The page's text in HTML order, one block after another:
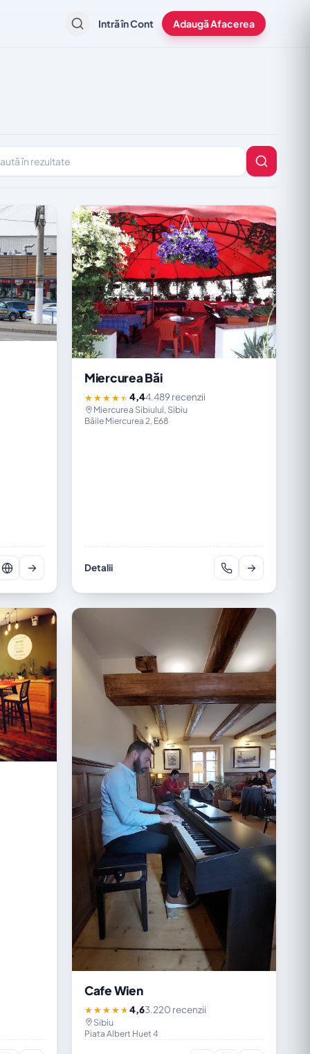
Intră în Cont Adaugă Afacerea
Miercurea Băi
★★★★★4,44.489 recenzii
Miercurea Sibiului, Sibiu
Băile Miercurea 2, E68
Detalii
Cafe Wien
★★★★★4,63.220 recenzii
Sibiu
Piata Albert Huet 4